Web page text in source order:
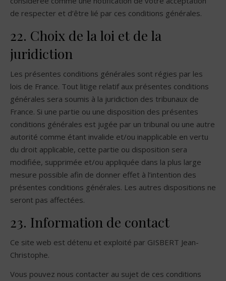
de respecter et d’être lié par ces conditions générales.
22. Choix de la loi et de la
juridiction
Les présentes conditions générales sont régies par les
lois de France. Tout litige relatif aux présentes conditions
générales sera soumis à la juridiction des tribunaux de
France. Si une partie ou une disposition des présentes
conditions générales est jugée par un tribunal ou une autre
autorité comme étant invalide et/ou inapplicable en vertu
du droit applicable, cette partie ou disposition sera
modifiée, supprimée et/ou appliquée dans la plus large
mesure possible afin de donner effet à l’intention des
présentes conditions générales. Les autres dispositions ne
seront pas affectées.
23. Information de contact
Ce site web est détenu et exploité par GISBERT Jean-
Christophe.
Vous pouvez nous contacter au sujet de ces conditions